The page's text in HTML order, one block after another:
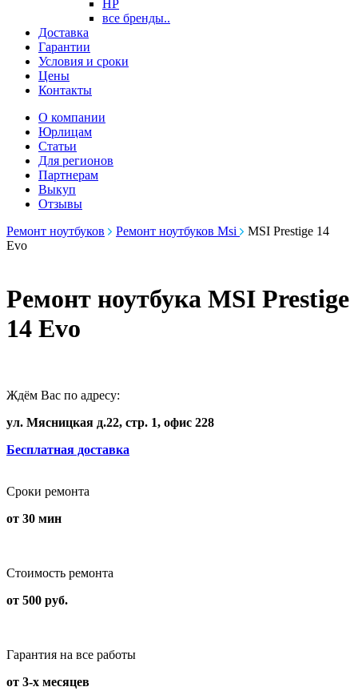
HP
все бренды..
Доставка
Гарантии
Условия и сроки
Цены
Контакты
О компании
Юрлицам
Статьи
Для регионов
Партнерам
Выкуп
Отзывы
Ремонт ноутбуков
Ремонт ноутбуков Msi
MSI Prestige 14
Evo
Ремонт ноутбука MSI Prestige
14 Evo
Ждём Вас по адресу:
ул. Мясницкая д.22, стр. 1, офис 228
Бесплатная доставка
Сроки ремонта
от 30 мин
Стоимость ремонта
от 500 руб.
Гарантия на все работы
от 3-х месяцев